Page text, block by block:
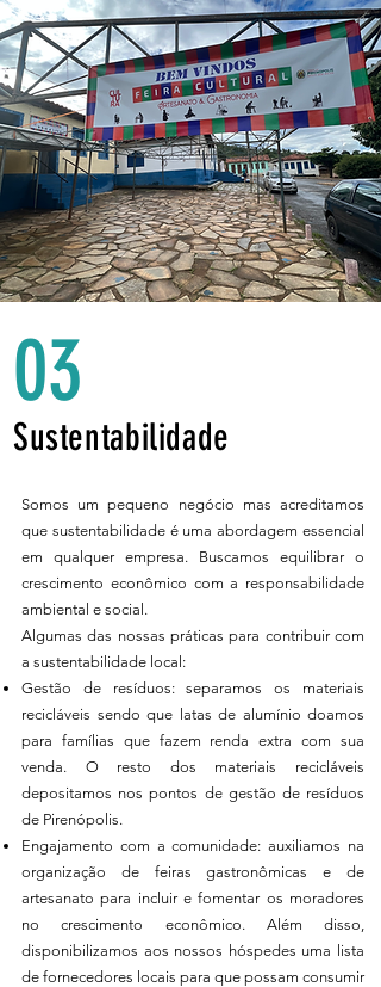
03
Sustentabilidade
Somos um pequeno negócio mas acreditamos
que sustentabilidade é uma abordagem essencial
em qualquer empresa. Buscamos equilibrar o
crescimento econômico com a responsabilidade
ambiental e social.
Algumas das nossas práticas para contribuir com
a sustentabilidade local:
Gestão de resíduos: separamos os materiais
recicláveis sendo que latas de alumínio doamos
para famílias que fazem renda extra com sua
venda. O resto dos materiais recicláveis
depositamos nos pontos de gestão de resíduos
de Pirenópolis.
Engajamento com a comunidade: auxiliamos na
organização de feiras gastronômicas e de
artesanato para incluir e fomentar os moradores
no crescimento econômico. Além disso,
disponibilizamos aos nossos hóspedes uma lista
de fornecedores locais para que possam consumir